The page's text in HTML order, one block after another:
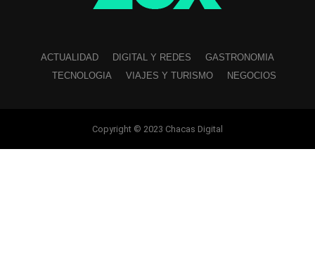
ACTUALIDAD DIGITAL Y REDES
GASTRONOMIA
TECNOLOGIA
VIAJES Y TURISMO NEGOCIOS
Copyright © 2023 Chacas Digital